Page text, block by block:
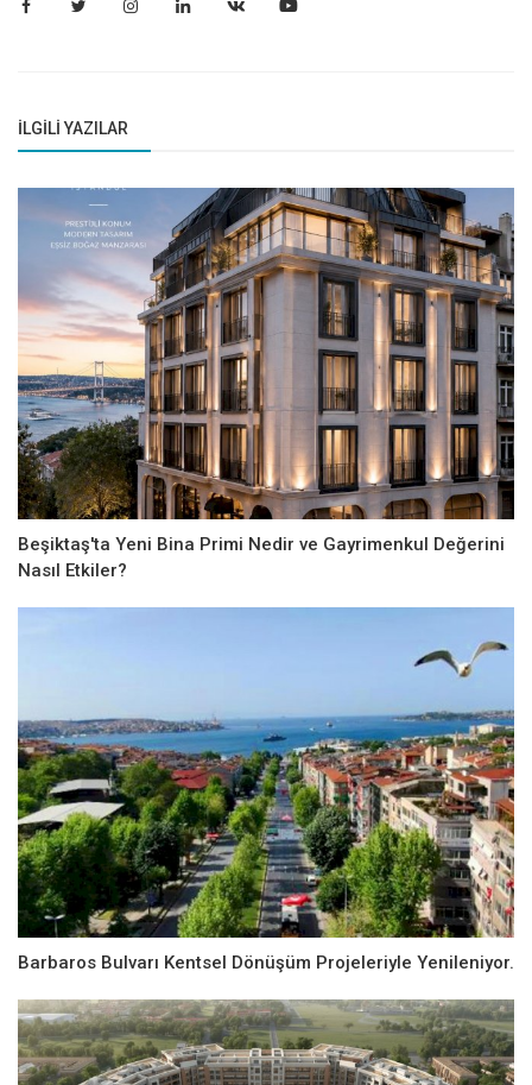
İLGILI YAZILAR
Beşiktaş'ta Yeni Bina Primi Nedir ve Gayrimenkul Değerini
Nasıl Etkiler?
Barbaros Bulvarı Kentsel Dönüşüm Projeleriyle Yenileniyor.